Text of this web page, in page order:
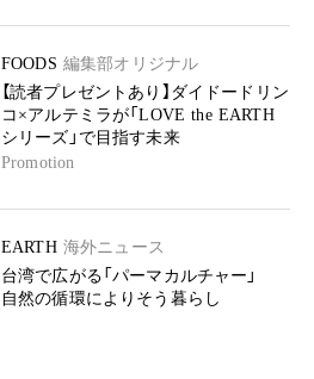
FOODS 編集部オリジナル
【読者プレゼントあり】ダイドードリン
コ×アルテミラが「LOVE the EARTH
シリーズ」で目指す未来
Promotion
EARTH 海外ニュース
台湾で広がる「パーマカルチャー」
自然の循環によりそう暮らし